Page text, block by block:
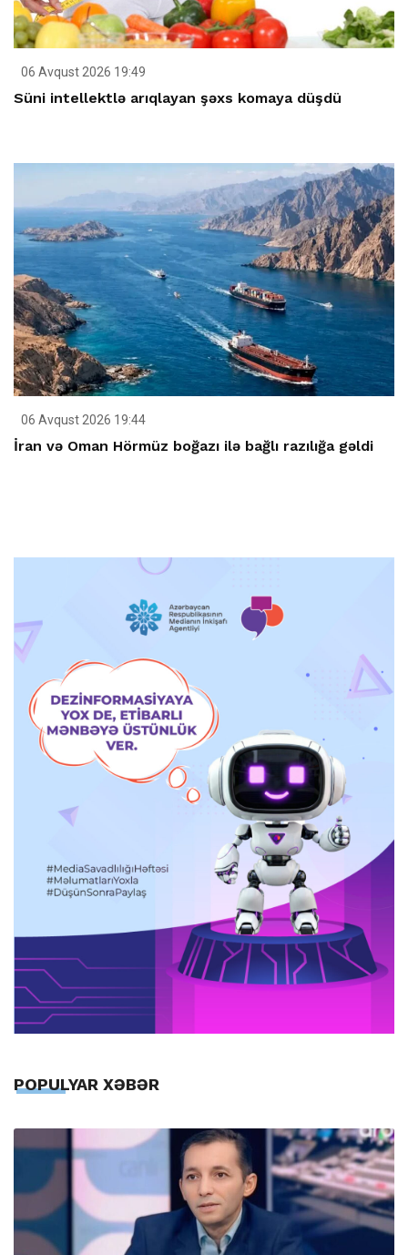
06 Avqust 2026 19:49
Süni intellektlə arıqlayan şəxs komaya düşdü
06 Avqust 2026 19:44
İran və Oman Hörmüz boğazı ilə bağlı razılığa gəldi
POPULYAR XƏBƏR